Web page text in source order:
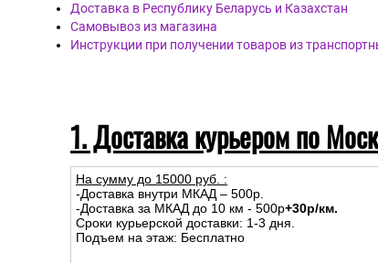
Доставка в Республику Беларусь и Казахстан
Самовывоз из магазина
Инструкции при получении товаров из
1. Доставка курьером по
На сумму до 15000 руб. :
-Доставка внутри МКАД – 500р.
-Доставка за МКАД до 10 км - 500р+30р/км.
Сроки курьерской доставки: 1-3 дня.
Подъем на этаж: Бесплатно